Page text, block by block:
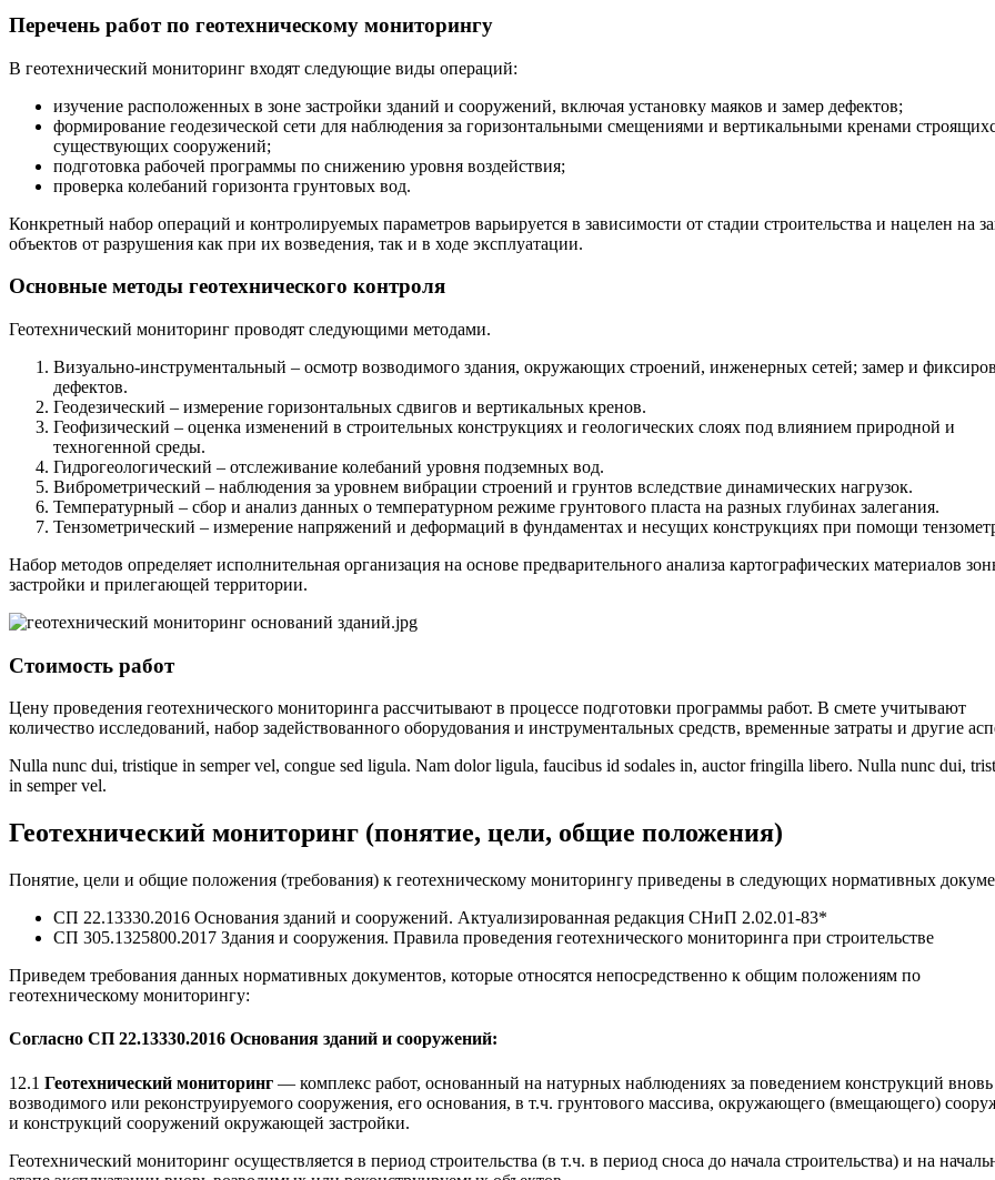
Перечень работ по геотехническому мониторингу
В геотехнический мониторинг входят следующие виды операций:
изучение расположенных в зоне застройки зданий и сооружений, включая установку маяков и замер дефектов;
формирование геодезической сети для наблюдения за горизонтальными смещениями и вертикальными кренами
существующих сооружений;
подготовка рабочей программы по снижению уровня воздействия;
проверка колебаний горизонта грунтовых вод.
Конкретный набор операций и контролируемых параметров варьируется в зависимости от стадии строительства и нацелен на
объектов от разрушения как при их возведения, так и в ходе эксплуатации.
Основные методы геотехнического контроля
Геотехнический мониторинг проводят следующими методами.
Визуально-инструментальный – осмотр возводимого здания, окружающих строений, инженерных сетей; замер и
дефектов.
Геодезический – измерение горизонтальных сдвигов и вертикальных кренов.
Геофизический – оценка изменений в строительных конструкциях и геологических слоях под влиянием природной и
техногенной среды.
Гидрогеологический – отслеживание колебаний уровня подземных вод.
Виброметрический – наблюдения за уровнем вибрации строений и грунтов вследствие динамических нагрузок.
Температурный – сбор и анализ данных о температурном режиме грунтового пласта на разных глубинах залегания.
Тензометрический – измерение напряжений и деформаций в фундаментах и несущих конструкциях при помощи
Набор методов определяет исполнительная организация на основе предварительного анализа картографических материалов
застройки и прилегающей территории.
Стоимость работ
Цену проведения геотехнического мониторинга рассчитывают в процессе подготовки программы работ. В смете учитывают
количество исследований, набор задействованного оборудования и инструментальных средств, временные затраты и другие
Nulla nunc dui, tristique in semper vel, congue sed ligula. Nam dolor ligula, faucibus id sodales in, auctor fringilla libero. Nulla nunc dui,
in semper vel.
Геотехнический мониторинг (понятие, цели, общие положения)
Понятие, цели и общие положения (требования) к геотехническому мониторингу приведены в следующих нормативных
СП 22.13330.2016 Основания зданий и сооружений. Актуализированная редакция СНиП 2.02.01-83*
СП 305.1325800.2017 Здания и сооружения. Правила проведения геотехнического мониторинга при строительстве
Приведем требования данных нормативных документов, которые относятся непосредственно к общим положениям по
геотехническому мониторингу:
Согласно СП 22.13330.2016 Основания зданий и сооружений:
12.1 Геотехнический мониторинг — комплекс работ, основанный на натурных наблюдениях за поведением конструкций вновь
возводимого или реконструируемого сооружения, его основания, в т.ч. грунтового массива, окружающего (вмещающего)
и конструкций сооружений окружающей застройки.
Геотехнический мониторинг осуществляется в период строительства (в т.ч. в период сноса до начала строительства) и на